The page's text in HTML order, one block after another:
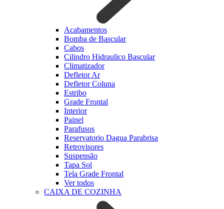
Acabamentos
Bomba de Bascular
Cabos
Cilindro Hidraulico Bascular
Climatizador
Defletor Ar
Defletor Coluna
Estribo
Grade Frontal
Interior
Painel
Parafusos
Reservatorio Dagua Parabrisa
Retrovisores
Suspensão
Tapa Sol
Tela Grade Frontal
Ver todos
CAIXA DE COZINHA